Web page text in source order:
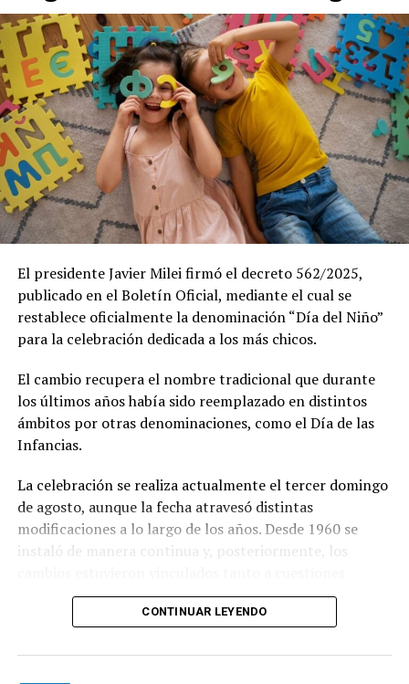
El presidente Javier Milei firmó el decreto 562/2025,
publicado en el Boletín Oficial, mediante el cual se
restablece oficialmente la denominación “Día del Niño”
para la celebración dedicada a los más chicos.
El cambio recupera el nombre tradicional que durante
los últimos años había sido reemplazado en distintos
ámbitos por otras denominaciones, como el Día de las
Infancias.
La celebración se realiza actualmente el tercer domingo
de agosto, aunque la fecha atravesó distintas
modificaciones a lo largo de los años. Desde 1960 se
instaló de manera continua y, posteriormente, los
sociales como a pedidos del sector comercial,
particularmente de la Cámara del Juguete, que buscaba
CONTINUAR LEYENDO